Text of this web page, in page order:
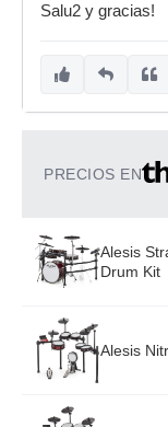
Salu2 y gracias!
PRECIOS EN
Alesis
Drum Kit
Alesis